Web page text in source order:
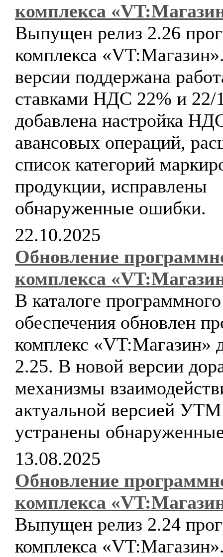
комплекса
Выпущен релиз 2.26
комплекса
версии поддержана
ставками НДС 22% и 22/
добавлена настройка
авансовых операций,
список категорий
продукции, исправлены
обнаруженные ошибки.
22.10.2025
Обновление
комплекса
В каталоге программного
обеспечения обновлен
комплекс «VT:Магазин»
2.25. В новой версии
механизмы
актуальной версией
устранены
13.08.2025
Обновление
комплекса
Выпущен релиз 2.24
комплекса